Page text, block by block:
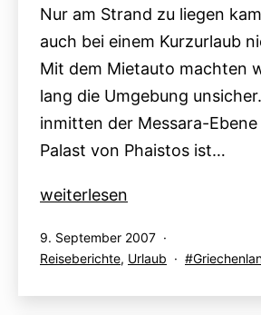
Nur am Strand zu liegen
auch bei einem Kurzurlaub
Mit dem Mietauto machten
lang die Umgebung
inmitten der Messara-
Palast von Phaistos ist…
Kreta
On
tour
–
weiterlesen
Veröffentlicht
am
9. September 2007
Kategorisiert
Reiseberichte, Urlaub